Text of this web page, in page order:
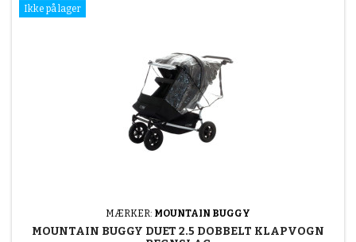
Ikke på lager
MÆRKER: MOUNTAIN BUGGY
MOUNTAIN BUGGY DUET 2.5 DOBBELT KLAPVOGN